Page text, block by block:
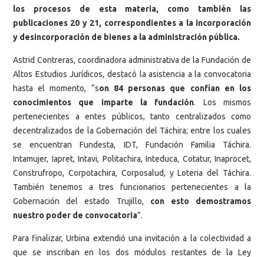
los procesos de esta materia, como también las
publicaciones 20 y 21, correspondientes a la incorporación
y desincorporación de bienes a la administración pública.
Astrid Contreras, coordinadora administrativa de la Fundación de
Altos Estudios Jurídicos, destacó la asistencia a la convocatoria
hasta el momento, “son 84 personas que confían en los
conocimientos que imparte la fundación. Los mismos
pertenecientes a entes públicos, tanto centralizados como
decentralizados de la Gobernación del Táchira; entre los cuales
se encuentran Fundesta, IDT, Fundación Familia Táchira.
Intamujer, Iapret, Intavi, Politachira, Inteduca, Cotatur, Inaprocet,
Construfropo, Corpotachira, Corposalud, y Loteria del Táchira.
También tenemos a tres funcionarios pertenecientes a la
Gobernación del estado Trujillo, con esto demostramos
nuestro poder de convocatoria”.
Para finalizar, Urbina extendió una invitación a la colectividad a
que se inscriban en los dos módulos restantes de la Ley